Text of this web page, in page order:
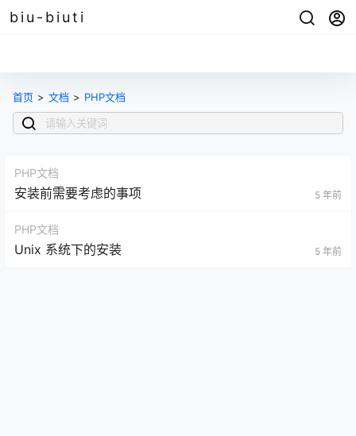
biu-biuti
首页 > 文档 > PHP文档
PHP文档
安装前需要考虑的事项 5 年前
PHP文档
Unix 系统下的安装 5 年前